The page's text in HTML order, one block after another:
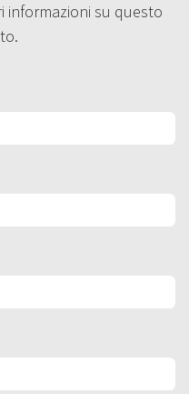
informazioni su questo